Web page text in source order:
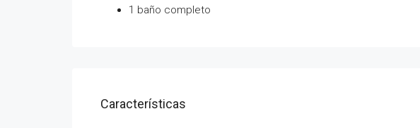
1 baño completo
Características